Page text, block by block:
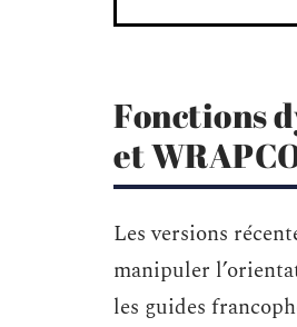
Fonctions
et
Les versions
manipuler
les guides